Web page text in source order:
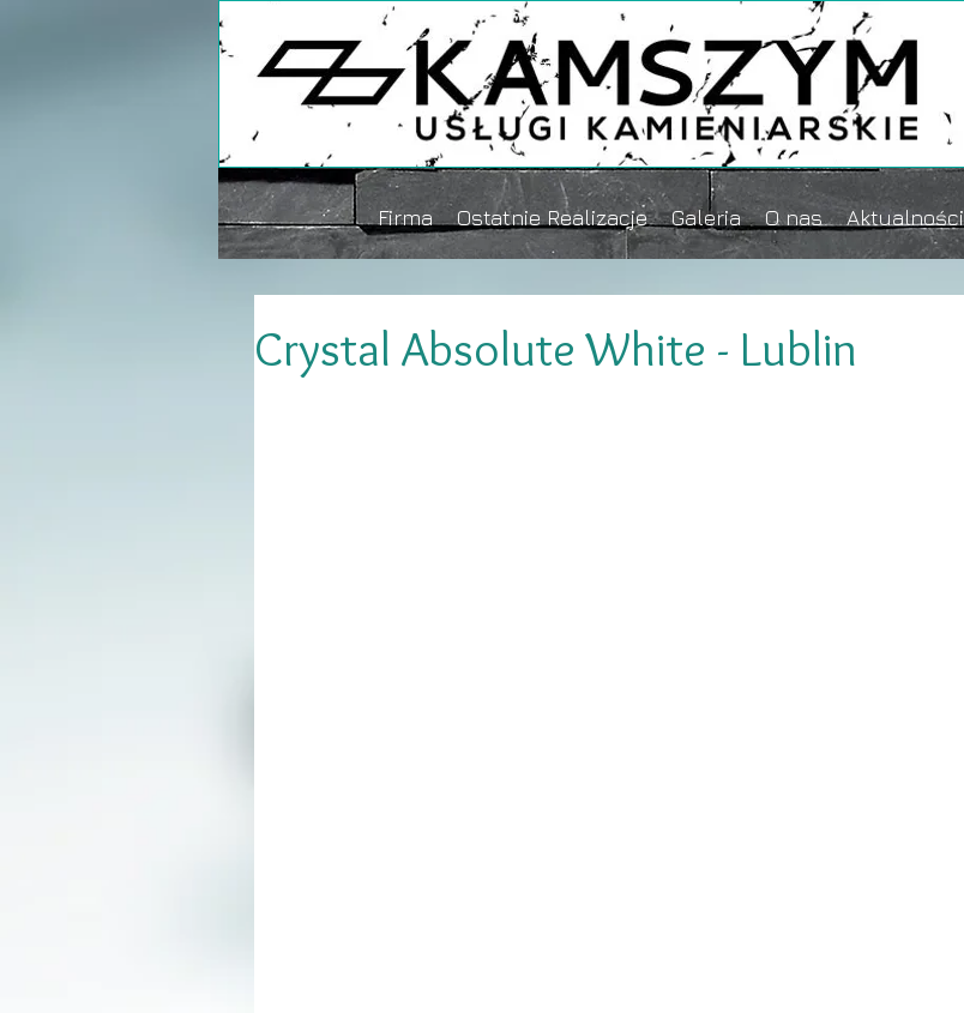
Firma Ostatnie Realizacje Galeria O nas Aktualności
Crystal Absolute White - Lublin